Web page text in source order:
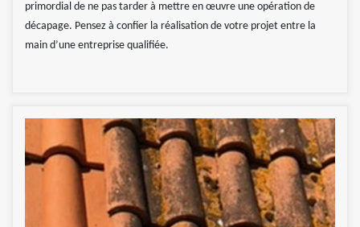
primordial de ne pas tarder à mettre en œuvre une opération de
décapage. Pensez à confier la réalisation de votre projet entre la
main d’une entreprise qualifiée.